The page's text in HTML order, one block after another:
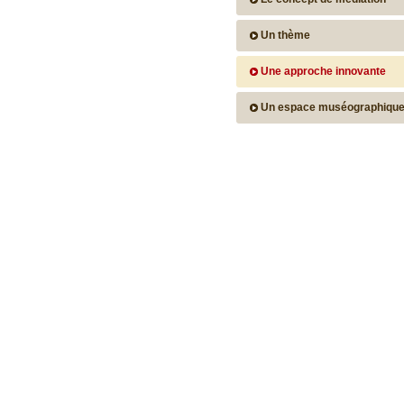
Un thème
Une approche innovante
Un espace muséographique